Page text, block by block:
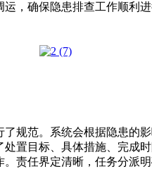
，确保隐患排查工作顺利
规范。系统会根据隐患的
置目标、具体措施、完成
责任界定清晰，任务分派